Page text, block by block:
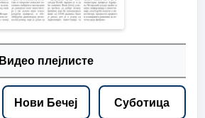
Видео плејлисте
Нови Бечеј Суботица